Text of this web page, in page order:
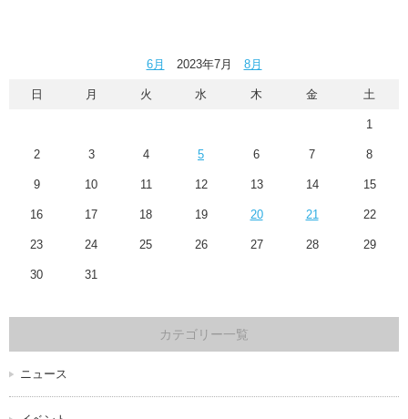
6月 2023年7月 8月
日 月 火 水 木 金 土
1
2 3 4 5 6 7 8
9 10 11 12 13 14 15
16 17 18 19 20 21 22
23 24 25 26 27 28 29
30 31
カテゴリー一覧
ニュース